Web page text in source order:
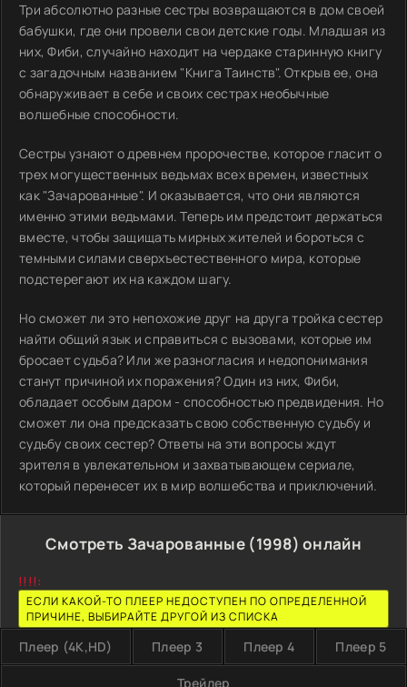
Три абсолютно разные сестры возвращаются в дом своей
бабушки, где они провели свои детские годы. Младшая из
них, Фиби, случайно находит на чердаке старинную книгу
с загадочным названием "Книга Таинств". Открыв ее, она
обнаруживает в себе и своих сестрах необычные
волшебные способности.
Сестры узнают о древнем пророчестве, которое гласит о
трех могущественных ведьмах всех времен, известных
как "Зачарованные". И оказывается, что они являются
именно этими ведьмами. Теперь им предстоит держаться
вместе, чтобы защищать мирных жителей и бороться с
темными силами сверхъестественного мира, которые
подстерегают их на каждом шагу.
Но сможет ли это непохожие друг на друга тройка сестер
найти общий язык и справиться с вызовами, которые им
бросает судьба? Или же разногласия и недопонимания
станут причиной их поражения? Один из них, Фиби,
обладает особым даром - способностью предвидения. Но
сможет ли она предсказать свою собственную судьбу и
судьбу своих сестер? Ответы на эти вопросы ждут
зрителя в увлекательном и захватывающем сериале,
который перенесет их в мир волшебства и приключений.
Смотреть Зачарованные (1998) онлайн
!!!!:
ЕСЛИ КАКОЙ-ТО ПЛЕЕР НЕДОСТУПЕН ПО ОПРЕДЕЛЕННОЙ
ПРИЧИНЕ, ВЫБИРАЙТЕ ДРУГОЙ ИЗ СПИСКА
Плеер (4K,HD) Плеер 3 Плеер 4 Плеер 5
Трейлер